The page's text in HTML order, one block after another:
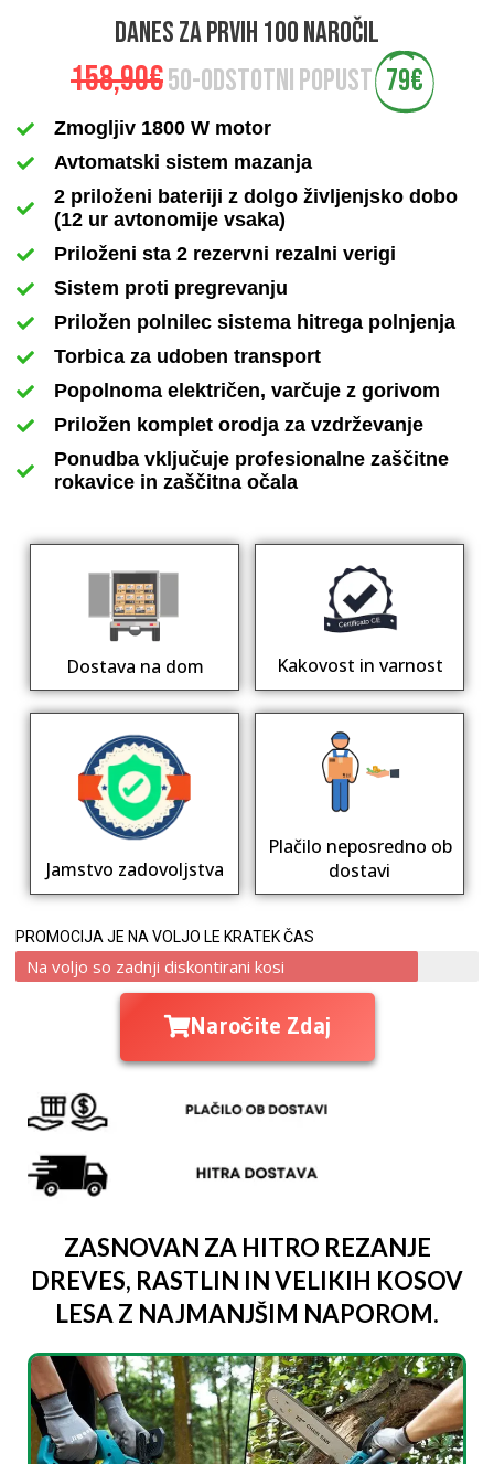
danes za prvih 100 naročil
158,90€50-odstotni popust79€
Zmogljiv 1800 W motor
Avtomatski sistem mazanja
2 priloženi bateriji z dolgo življenjsko dobo
(12 ur avtonomije vsaka)
Priloženi sta 2 rezervni rezalni verigi
Sistem proti pregrevanju
Priložen polnilec sistema hitrega polnjenja
Torbica za udoben transport
Popolnoma električen, varčuje z gorivom
Priložen komplet orodja za vzdrževanje
Ponudba vključuje profesionalne zaščitne
rokavice in zaščitna očala
Dostava na dom Kakovost in varnost
Jamstvo zadovoljstva
Plačilo neposredno ob
dostavi
PROMOCIJA JE NA VOLJO LE KRATEK ČAS
Na voljo so zadnji diskontirani kosi
Naročite Zdaj
ZASNOVAN ZA HITRO REZANJE
DREVES, RASTLIN IN VELIKIH KOSOV
LESA Z NAJMANJŠIM NAPOROM.